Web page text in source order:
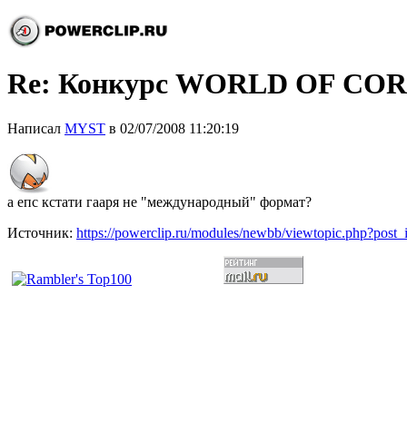
Re: Конкурс WORLD OF
Написал MYST в 02/07/2008 11:20:19
а епс кстати гааря не "международный" формат?
Источник: https://powerclip.ru/modules/newbb/